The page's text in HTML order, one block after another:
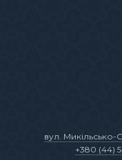
вул. Микільсько-
+380 (44)